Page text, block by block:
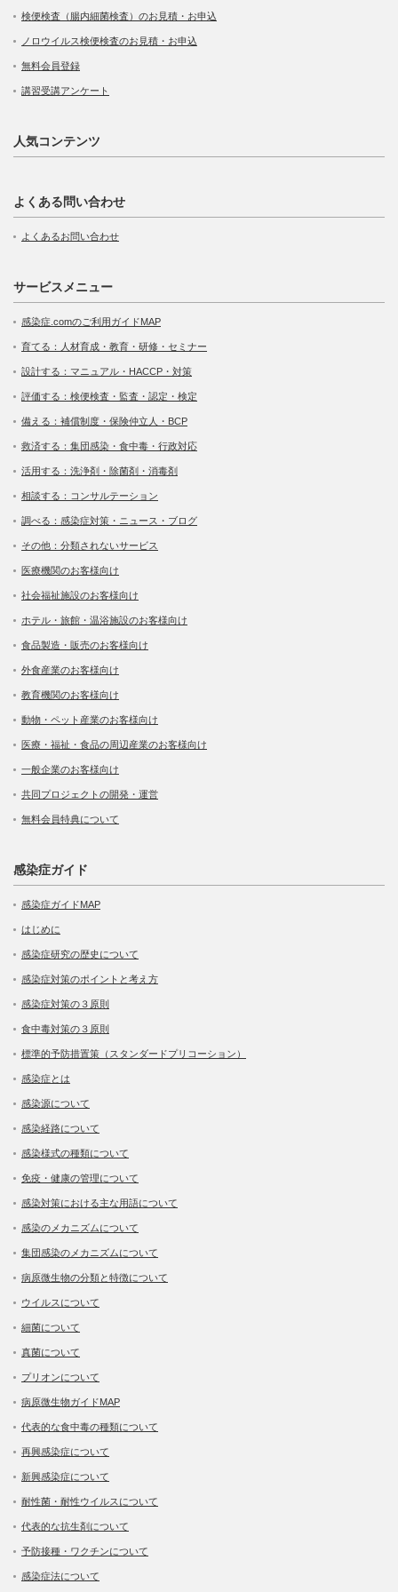
検便検査（腸内細菌検査）のお見積・お申込
ノロウイルス検便検査のお見積・お申込
無料会員登録
講習受講アンケート
人気コンテンツ
よくある問い合わせ
よくあるお問い合わせ
サービスメニュー
感染症.comのご利用ガイドMAP
育てる：人材育成・教育・研修・セミナー
設計する：マニュアル・HACCP・対策
評価する：検便検査・監査・認定・検定
備える：補償制度・保険仲立人・BCP
救済する：集団感染・食中毒・行政対応
活用する：洗浄剤・除菌剤・消毒剤
相談する：コンサルテーション
調べる：感染症対策・ニュース・ブログ
その他：分類されないサービス
医療機関のお客様向け
社会福祉施設のお客様向け
ホテル・旅館・温浴施設のお客様向け
食品製造・販売のお客様向け
外食産業のお客様向け
教育機関のお客様向け
動物・ペット産業のお客様向け
医療・福祉・食品の周辺産業のお客様向け
一般企業のお客様向け
共同プロジェクトの開発・運営
無料会員特典について
感染症ガイド
感染症ガイドMAP
はじめに
感染症研究の歴史について
感染症対策のポイントと考え方
感染症対策の３原則
食中毒対策の３原則
標準的予防措置策（スタンダードプリコーション）
感染症とは
感染源について
感染経路について
感染様式の種類について
免疫・健康の管理について
感染対策における主な用語について
感染のメカニズムについて
集団感染のメカニズムについて
病原微生物の分類と特徴について
ウイルスについて
細菌について
真菌について
プリオンについて
病原微生物ガイドMAP
代表的な食中毒の種類について
再興感染症について
新興感染症について
耐性菌・耐性ウイルスについて
代表的な抗生剤について
予防接種・ワクチンについて
感染症法について